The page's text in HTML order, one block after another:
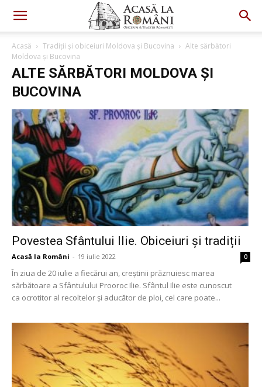
Acasă Tradiții și obiceiuri Moldova și Bucovina
Alte sărbători
Moldova și Bucovina
ALTE SĂRBĂTORI MOLDOVA ȘI
BUCOVINA
Povestea Sfântului Ilie. Obiceiuri și tradiții
Acasă la Români - 19 iulie 2022 0
În ziua de 20 iulie a fiecărui an, creştinii prăznuiesc marea
sărbătoare a Sfântulului Prooroc Ilie. Sfântul Ilie este cunoscut
ca ocrotitor al recoltelor și aducător de ploi, cel care poate...